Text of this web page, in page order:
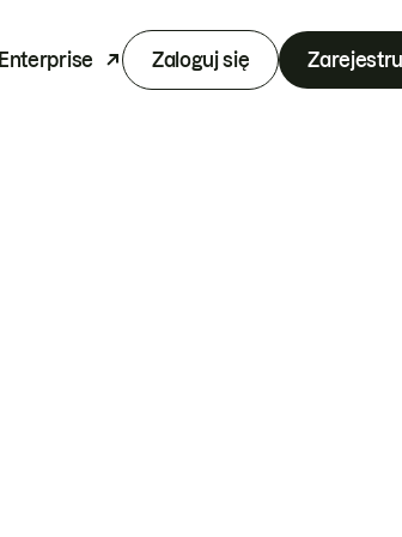
Enterprise Zaloguj się